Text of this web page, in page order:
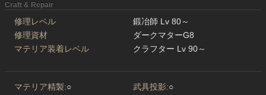
Craft & Repair
修理レベル
鍛冶師 Lv 80～
修理資材
ダークマターG8
マテリア装着レベル
クラフター Lv 90～
マテリア精製:○ 武具投影:○